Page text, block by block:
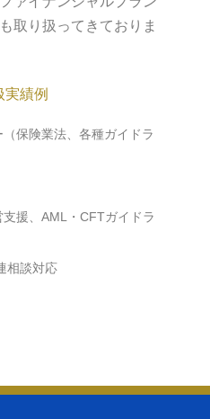
取り扱ってきておりま
実績例
保険業法、各種ガイドラ
援、AML・CFTガイドラ
相談対応